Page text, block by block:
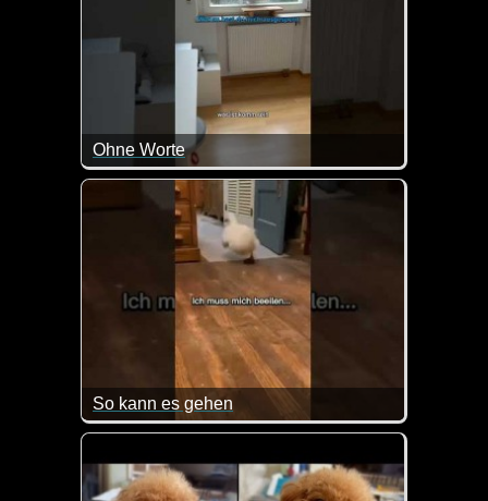
Ohne Worte
Hauptsache Alarm gemacht bis Frauchen kommt :-)
So kann es gehen
Vielleicht ist das dem ein oder anderen auch